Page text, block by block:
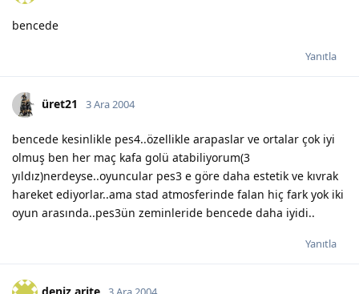
bencede
Yanıtla
üret21 3 Ara 2004
bencede kesinlikle pes4..özellikle arapaslar ve ortalar çok iyi
olmuş ben her maç kafa golü atabiliyorum(3
yıldız)nerdeyse..oyuncular pes3 e göre daha estetik ve kıvrak
hareket ediyorlar..ama stad atmosferinde falan hiç fark yok iki
oyun arasında..pes3ün zeminleride bencede daha iyidi..
Yanıtla
deniz arite